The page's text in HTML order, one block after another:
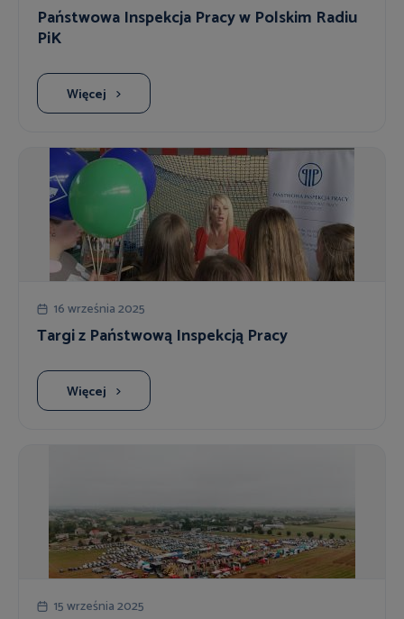
Państwowa Inspekcja Pracy w Polskim Radiu
PiK
Więcej
16 września 2025
Targi z Państwową Inspekcją Pracy
Więcej
15 września 2025